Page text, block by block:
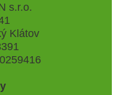
s.r.o.
Klátov